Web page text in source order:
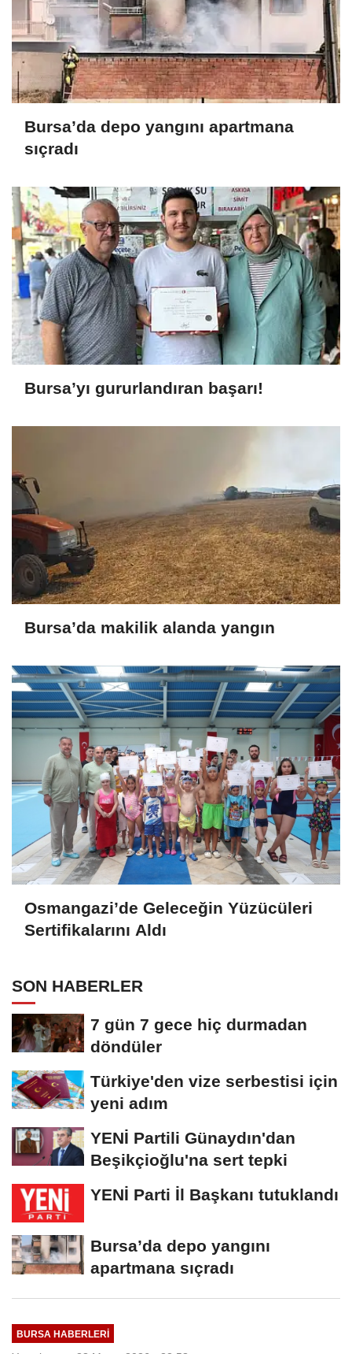
Bursa’da depo yangını apartmana
sıçradı
Bursa’yı gururlandıran başarı!
Bursa’da makilik alanda yangın
Osmangazi’de Geleceğin Yüzücüleri
Sertifikalarını Aldı
SON HABERLER
7 gün 7 gece hiç durmadan
döndüler
Türkiye'den vize serbestisi için
yeni adım
YENİ Partili Günaydın'dan
Beşikçioğlu'na sert tepki
YENİ Parti İl Başkanı tutuklandı
Bursa’da depo yangını
apartmana sıçradı
BURSA HABERLERI